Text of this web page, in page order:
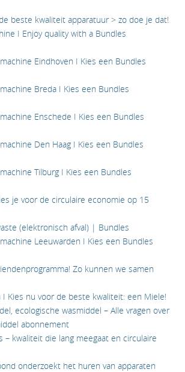
beste kwaliteit apparatuur > zo doe je dat!
I Enjoy quality with a Bundles
Eindhoven I Kies een Bundles
Breda I Kies een Bundles
Enschede I Kies een Bundles
Den Haag I Kies een Bundles
Tilburg I Kies een Bundles
je voor de circulaire economie op 15
(elektronisch afval) | Bundles
Leeuwarden I Kies een Bundles
Zo kunnen we samen
I Kies nu voor de beste kwaliteit: een Miele!
ecologische wasmiddel – Alle vragen over
abonnement
– kwaliteit die lang meegaat en circulaire
onderzoekt het huren van apparaten